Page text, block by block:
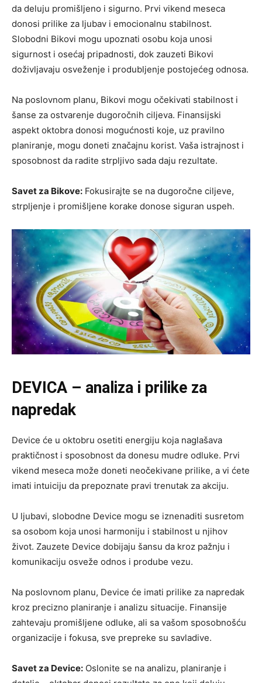
da deluju promišljeno i sigurno. Prvi vikend meseca
donosi prilike za ljubav i emocionalnu stabilnost.
Slobodni Bikovi mogu upoznati osobu koja unosi
sigurnost i osećaj pripadnosti, dok zauzeti Bikovi
doživljavaju osveženje i produbljenje postojećeg odnosa.
Na poslovnom planu, Bikovi mogu očekivati stabilnost i
šanse za ostvarenje dugoročnih ciljeva. Finansijski
aspekt oktobra donosi mogućnosti koje, uz pravilno
planiranje, mogu doneti značajnu korist. Vaša istrajnost i
sposobnost da radite strpljivo sada daju rezultate.
Savet za Bikove: Fokusirajte se na dugoročne ciljeve,
strpljenje i promišljene korake donose siguran uspeh.
DEVICA – analiza i prilike za
napredak
Device će u oktobru osetiti energiju koja naglašava
praktičnost i sposobnost da donesu mudre odluke. Prvi
vikend meseca može doneti neočekivane prilike, a vi ćete
imati intuiciju da prepoznate pravi trenutak za akciju.
U ljubavi, slobodne Device mogu se iznenaditi susretom
sa osobom koja unosi harmoniju i stabilnost u njihov
život. Zauzete Device dobijaju šansu da kroz pažnju i
komunikaciju osveže odnos i prodube vezu.
Na poslovnom planu, Device će imati prilike za napredak
kroz precizno planiranje i analizu situacije. Finansije
zahtevaju promišljene odluke, ali sa vašom sposobnošću
organizacije i fokusa, sve prepreke su savladive.
Savet za Device: Oslonite se na analizu, planiranje i